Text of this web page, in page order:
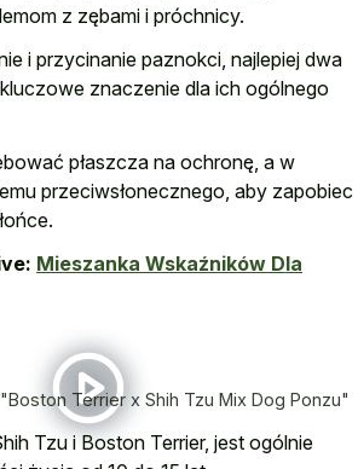
z zębami i próchnicy.
i przycinanie paznokci, najlepiej dwa
znaczenie dla ich ogólnego
płaszcza na ochronę, a w
przeciwsłonecznego, aby zapobiec
Mieszanka Wskaźników Dla
"Boston Terrier x Shih Tzu Mix Dog Ponzu"
Tzu i Boston Terrier, jest ogólnie